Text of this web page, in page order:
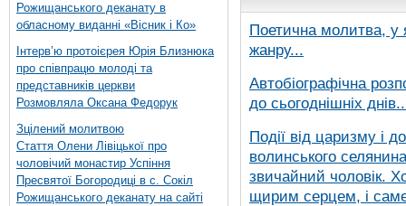
Рожищанського деканату в
обласному виданні «Вісник і Ко»
Інтерв’ю протоієрея Юрія Близнюка
про співпрацю молоді та
представників церкви
Розмовляла Оксана Федорук
Зцілений молитвою
Стаття Олени Лівіцької про
чоловічий монастир Успіння
Пресвятої Богородиці в с. Сокіл
Рожищанського деканату на сайті
Поетична молитва, у
жанру...
Автобіографічна
до сьогоднішніх
Події від царизму і
волинського
звичайний чоловік.
щирим серцем, і